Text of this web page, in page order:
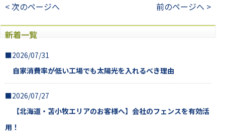
< 次のページへ
前のページへ >
新着一覧
■2026/07/31
自家消費率が低い工場でも太陽光を入れるべき理由
■2026/07/27
【北海道・苫小牧エリアのお客様へ】会社のフェンスを有効活
用！